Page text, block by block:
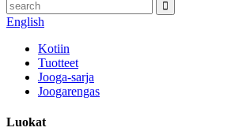
English
Kotiin
Tuotteet
Jooga-sarja
Joogarengas
Luokat